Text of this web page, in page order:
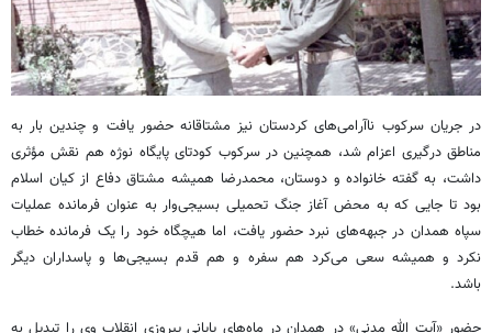
در جریان سرکوب ناآرامی‌های کردستان نیز مشتاقانه حضور یافت و چندین بار به
مناطق درگیری اعزام شد، همچنین در سرکوب کودتای پایگاه نوژه هم نقش مؤثری
داشت، به گفته خانواده و دوستان، محمدرضا همیشه مشتاق دفاع از کیان اسلام
بود تا جایی که به محض آغاز جنگ تحمیلی بسیجی‌وار به عنوان فرمانده عملیات
سپاه همدان در جبهه‌های نبرد حضور یافت، اما هیچگاه خود را یک فرمانده خطاب
نکرد و همیشه سعی می‌کرد هم سفره و هم قدم بسیجی‌ها و پاسداران دیگر
باشد.
حضور «آیت الله مدنی» در همدان در ماه‌های پایانی پیروزی انقلاب وی را تبدیل به